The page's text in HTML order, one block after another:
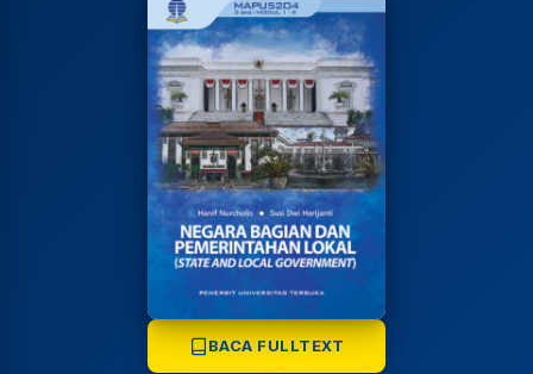
BACA FULLTEXT
NARA
LIBRARY NAVIGASI AKSES
Online